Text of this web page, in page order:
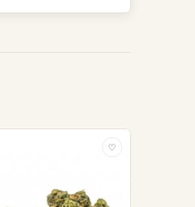
♡